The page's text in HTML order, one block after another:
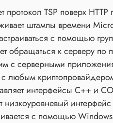
протокол TSP поверх
штампы времени
с помощью
обращаться к серверу по
с серверными
с любым
интерфейсы C++ и
низкоуровневый
с помощью